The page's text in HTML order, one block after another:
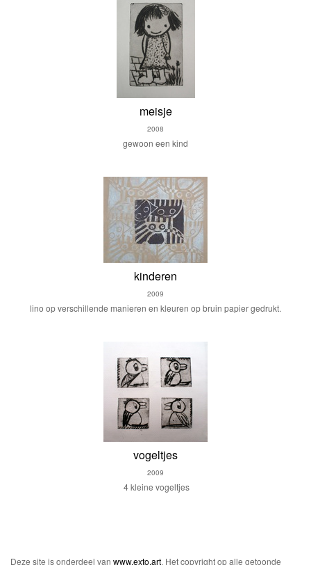
meisje
2008
gewoon een kind
kinderen
2009
lino op verschillende manieren en kleuren op bruin papier gedrukt.
vogeltjes
2009
4 kleine vogeltjes
Deze site is onderdeel van www.exto.art. Het copyright op alle getoonde